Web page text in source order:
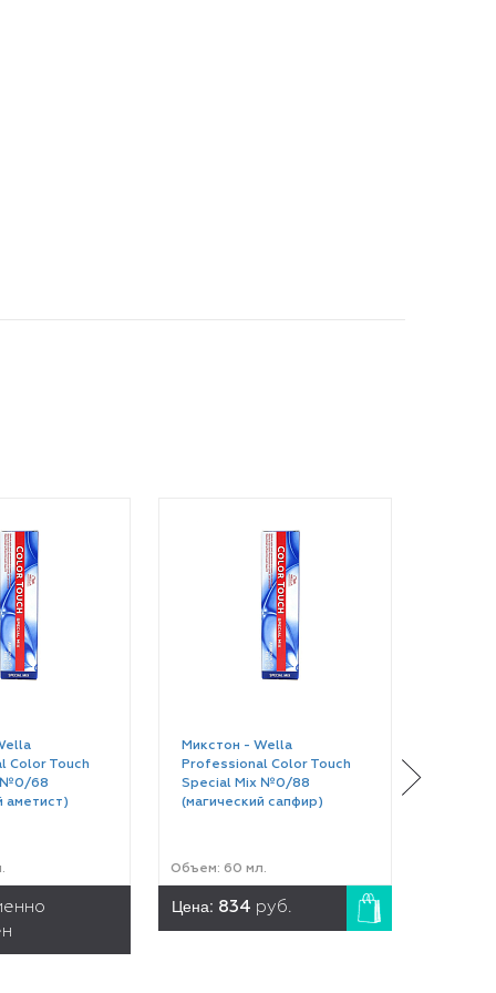
Color Touch
№0/68
аметист)
Микстон - Wella
Professional Color Touch
Special Mix №0/88
(магический сапфир)
Объем: 60 мл.
Цена: 834 руб.